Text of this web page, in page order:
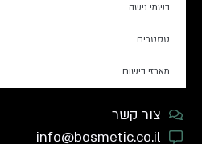
בשמי נישה
טסטרים
מארזי בישום
צור קשר
info@bosmetic.co.il